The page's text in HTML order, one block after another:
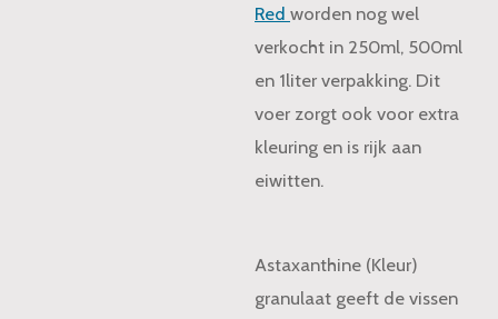
Red worden nog wel
verkocht in 250ml, 500ml
en 1liter verpakking. Dit
voer zorgt ook voor extra
kleuring en is rijk aan
eiwitten.
Astaxanthine (Kleur)
granulaat geeft de vissen